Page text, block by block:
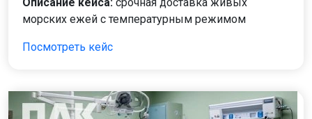
морских ежей с температурным режимом
Посмотреть кейс